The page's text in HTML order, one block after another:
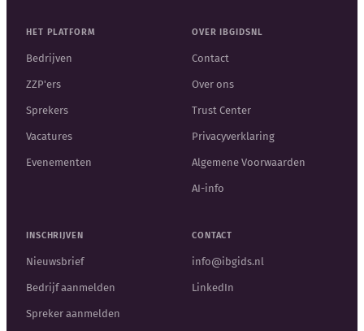
HET PLATFORM
Bedrijven
ZZP'ers
Sprekers
Vacatures
Evenementen
OVER IBGIDSNL
Contact
Over ons
Trust Center
Privacyverklaring
Algemene Voorwaarden
AI-info
INSCHRIJVEN
Nieuwsbrief
Bedrijf aanmelden
Spreker aanmelden
CONTACT
info@ibgids.nl
LinkedIn